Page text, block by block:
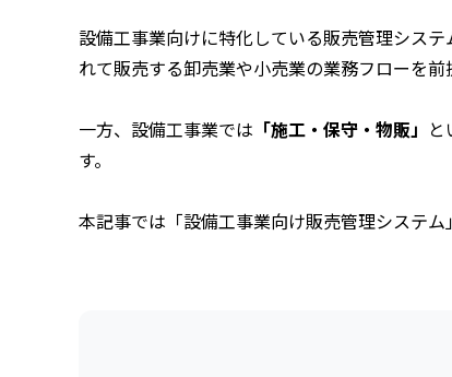
設備工事業向けに特化している販売管理シス
れて販売する卸売業や小売業の業務フローを前
一方、設備工事業では 「施工・保守・物販」
す。
本記事では「設備工事業向け販売管理システ